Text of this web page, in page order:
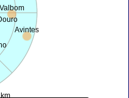
Valbom
Avintes